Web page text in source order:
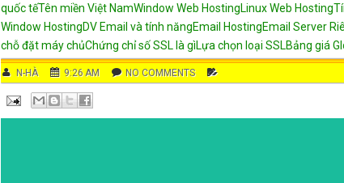
quốc tếTên miền Việt NamWindow Web HostingLinux Web Hosting
Window HostingDV Email và tính năngEmail HostingEmail Server
chỗ đặt máy chủChứng chỉ số SSL là gìLựa chọn loại SSLBảng giá
AUT
N-HÀ DATE
9:26 AM COMMENTS
NO COMMENTS
E